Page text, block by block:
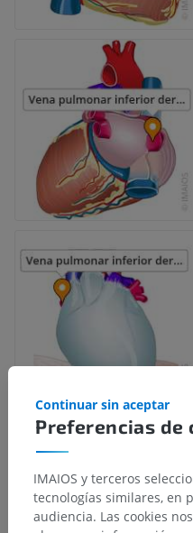
Preferencias de
Continuar sin aceptar
IMAIOS y terceros
tecnologías similares, en
audiencia. Las cookies